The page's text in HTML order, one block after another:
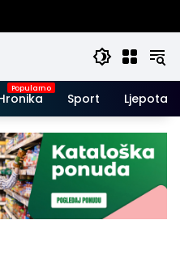
Sport Ljepota i